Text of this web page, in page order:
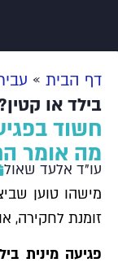
דף הבית »
בילד או
חשוד
מה אומר
עו"ד אלעד שאול
מישהו טוען
זומנת לחקירה,
פגיעה מינית